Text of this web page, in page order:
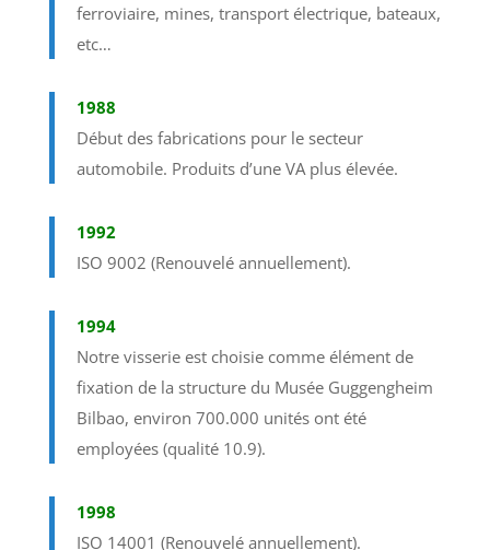
ferroviaire, mines, transport électrique, bateaux,
etc…
1988
Début des fabrications pour le secteur
automobile. Produits d’une VA plus élevée.
1992
ISO 9002 (Renouvelé annuellement).
1994
Notre visserie est choisie comme élément de
fixation de la structure du Musée Guggengheim
Bilbao, environ 700.000 unités ont été
employées (qualité 10.9).
1998
ISO 14001 (Renouvelé annuellement).